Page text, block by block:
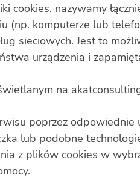
nazywamy
(np. komputerze lub
sieciowych. Jest to
urządzenia i
na
poprzez
lub podobne
z plików cookies w